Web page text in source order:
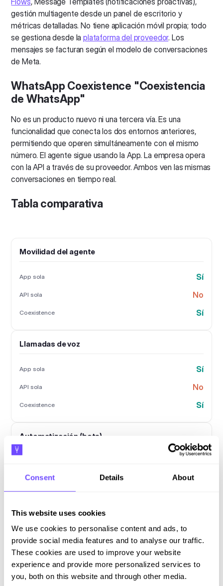
Consent Details About
This website uses cookies
We use cookies to personalise content and ads, to
provide social media features and to analyse our traffic.
These cookies are used to improve your website
experience and provide more personalized services to
you, both on this website and through other media.
gestión multiagente desde un panel de escritorio y
métricas detalladas. No tiene aplicación móvil propia; todo
se gestiona desde laplataforma del proveedor. Los
mensajes se facturan según el modelo de conversaciones
de Meta.
WhatsApp Coexistence "Coexistencia
de WhatsApp"
No es un producto nuevo ni una tercera vía. Es una
funcionalidad que conecta los dos entornos anteriores,
permitiendo que operen simultáneamente con el mismo
número. El agente sigue usando la App. La empresa opera
con la API a través de su proveedor. Ambos ven las mismas
conversaciones en tiempo real.
Tabla comparativa
Movilidad del agente
App sola Sí
API sola No
Coexistence Sí
Llamadas de voz
App sola Sí
API sola No
Coexistence Sí
Automatización (bots)
API sola
Historial al activar
App sola Completo
API sola No